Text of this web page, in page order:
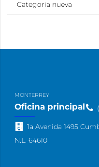
Categoria nueva
MONTERREY
Oficina principal
1a Avenida 1495
N.L. 64610